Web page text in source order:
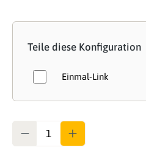
Teile diese Konfiguration
Einmal-Link